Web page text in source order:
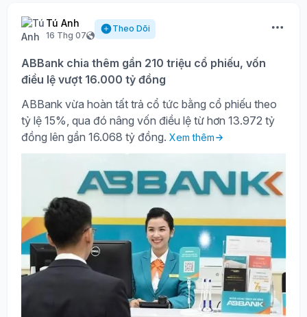
Tú Anh
16 Thg 07
Theo Dõi
ABBank chia thêm gần 210 triệu cổ phiếu, vốn
điều lệ vượt 16.000 tỷ đồng
ABBank vừa hoàn tất trả cổ tức bằng cổ phiếu theo
tỷ lệ 15%, qua đó nâng vốn điều lệ từ hơn 13.972 tỷ
đồng lên gần 16.068 tỷ đồng. Xem thêm